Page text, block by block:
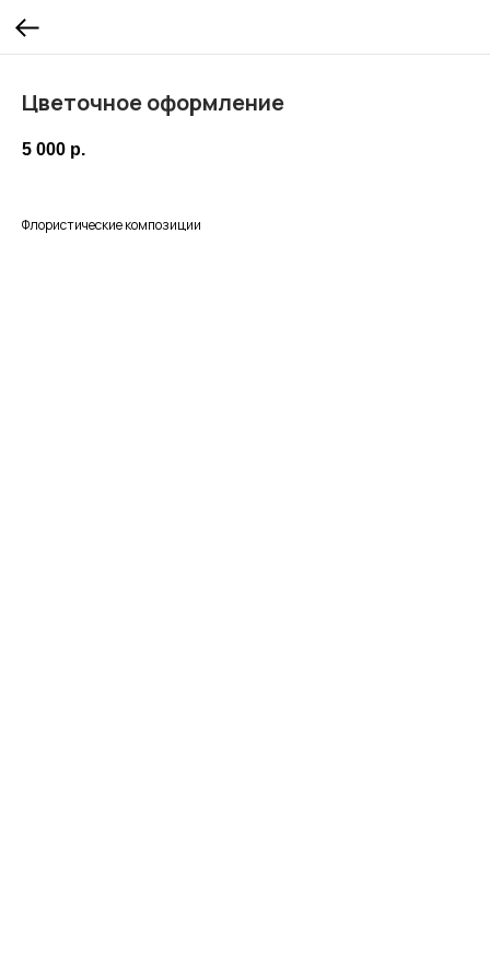
Цветочное оформление
5 000 р.
Флористические композиции